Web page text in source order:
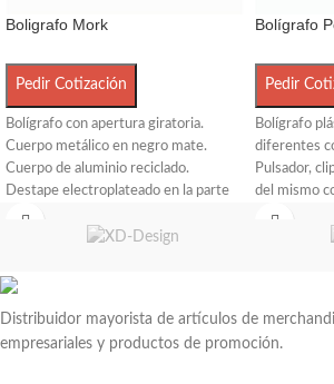
Boligrafo Mork
Pedir Cotización
Bolígrafo con apertura giratoria.
Cuerpo metálico en negro mate.
Cuerpo de aluminio reciclado.
Destape electroplateado en la parte
superior. Recarga metálica. Clip y
anillos metálicos color plata. Medidas:
Presentación: en caja de regalo negra.
Bolígrafo
Pedir
Bolígrafo
diferentes
Pulsador,
del mismo
negra
Distribuidor mayorista de artículos de
empresariales y productos de promoción.